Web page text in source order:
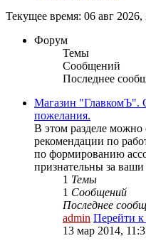
Текущее время: 06 авг 2026,
Форум
Темы
Сообщений
Последнее
Магазин "ГлавкомЪ".
пожелания.
В этом разделе можно
рекомендации по
по формированию
признательны за ваши
1 Темы
1 Сообщений
Последнее
admin Перейти
13 мар 2014,